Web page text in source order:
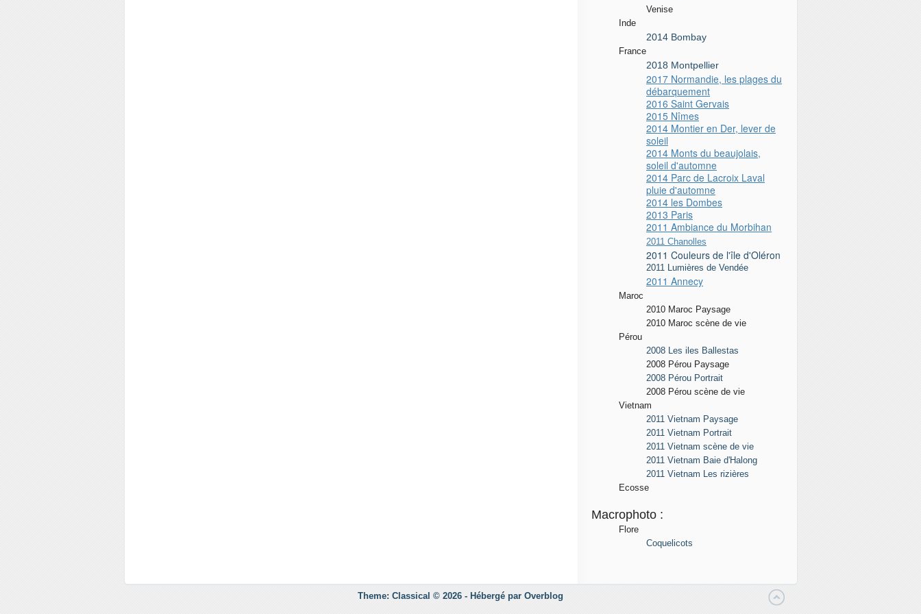
Venise
Inde
2014 Bombay
France
2018 Montpellier
2017 Normandie, les plages du
débarquement
2016 Saint Gervais
2015 Nîmes
2014 Montier en Der, lever de
soleil
2014 Monts du beaujolais,
soleil d'automne
2014 Parc de Lacroix Laval
pluie d'automne
2014 les Dombes
2013 Paris
2011 Ambiance du Morbihan
2011 Chanolles
2011 Couleurs de l'île d'Oléron
2011 Lumières de Vendée
2011 Annecy
Maroc
2010 Maroc Paysage
2010 Maroc scène de vie
Pérou
2008 Les iles Ballestas
2008 Pérou Paysage
2008 Pérou Portrait
2008 Pérou scène de vie
Vietnam
2011 Vietnam Paysage
2011 Vietnam Portrait
2011 Vietnam scène de vie
2011 Vietnam Baie d'Halong
2011 Vietnam Les rizières
Ecosse
Macrophoto :
Flore
Coquelicots
Theme: Classical © 2026 - Hébergé par Overblog